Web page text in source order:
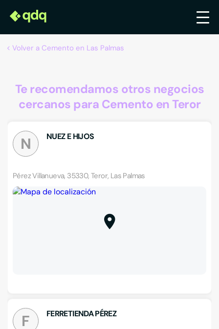
Volver a Cemento en Las Palmas
Te recomendamos otros negocios
cercanos para Cemento en Teror
N NUEZ E HIJOS
Pérez Villanueva, 35330, Teror, Las Palmas
F FERRETIENDA PÉREZ